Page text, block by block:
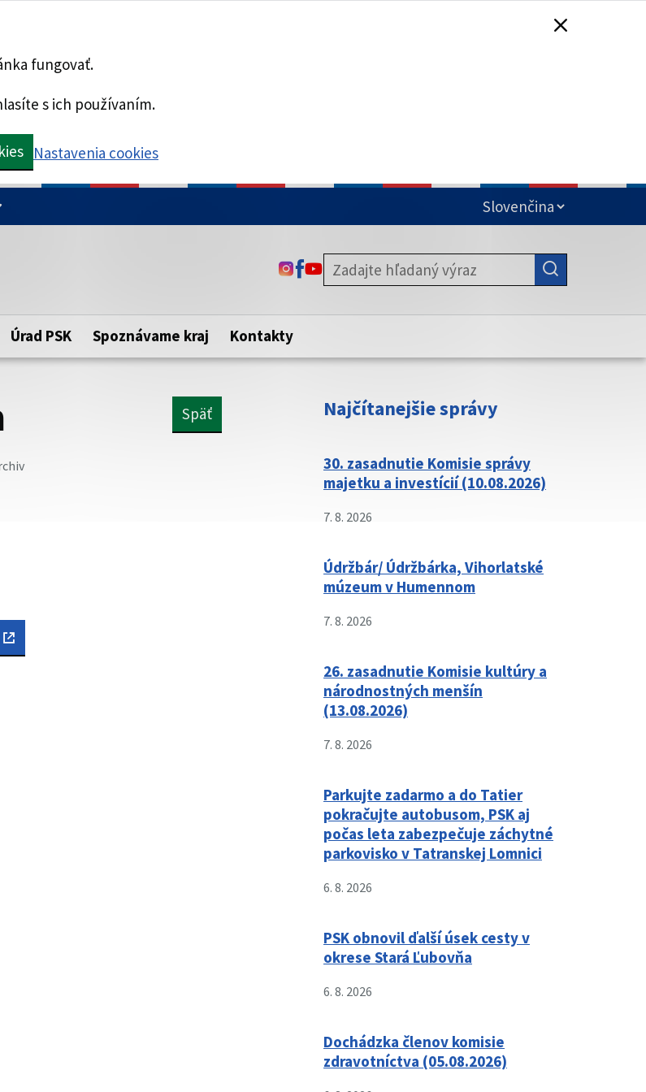
fungovať.
s ich používaním.
Nastavenia cookies
kraja.
Táto stránka je zabezpečená
zabezpečenú webovú stránku. Zabezpečená stránka vždy začína
https:// pred názvom domény webového sídla.
ODKAZ SA OTVORÍ NA NOVEJ KARTE
ODKAZ SA OTVORÍ NA NOVEJ KARTE
ODKAZ SA OTVORÍ NA NOVEJ KARTE
Úrad PSK Spoznávame kraj Kontakty
Späť Najčítanejšie správy
30. zasadnutie Komisie správy
majetku a investícií (10.08.2026)
7. 8. 2026
Údržbár/ Údržbárka, Vihorlatské
múzeum v Humennom
7. 8. 2026
26. zasadnutie Komisie kultúry a
národnostných menšín
(13.08.2026)
7. 8. 2026
Parkujte zadarmo a do Tatier
pokračujte autobusom, PSK aj
počas leta zabezpečuje záchytné
parkovisko v Tatranskej Lomnici
6. 8. 2026
PSK obnovil ďalší úsek cesty v
okrese Stará Ľubovňa
6. 8. 2026
Dochádzka členov komisie
zdravotníctva (05.08.2026)